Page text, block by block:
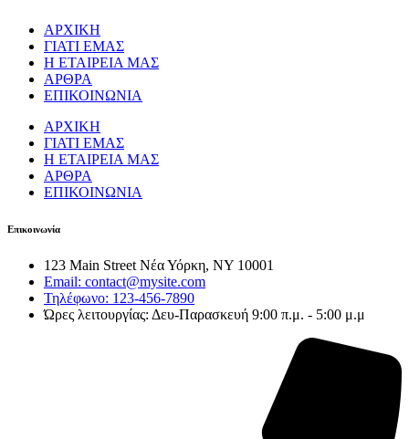
ΑΡΧΙΚΗ
ΓΙΑΤΙ ΕΜΑΣ
Η ΕΤΑΙΡΕΙΑ ΜΑΣ
ΑΡΘΡΑ
ΕΠΙΚΟΙΝΩΝΙΑ
ΑΡΧΙΚΗ
ΓΙΑΤΙ ΕΜΑΣ
Η ΕΤΑΙΡΕΙΑ ΜΑΣ
ΑΡΘΡΑ
ΕΠΙΚΟΙΝΩΝΙΑ
Επικοινωνία
123 Main Street Νέα Υόρκη, NY 10001
Email: contact@mysite.com
Τηλέφωνο: 123-456-7890
Ώρες λειτουργίας: Δευ-Παρασκευή 9:00 π.μ. - 5:00 μ.μ